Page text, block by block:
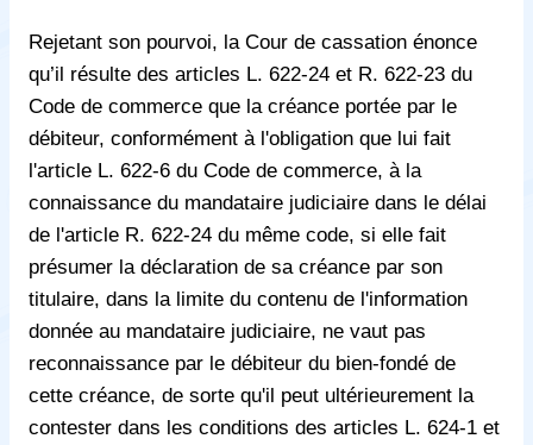
Rejetant son pourvoi, la Cour de cassation énonce
qu’il résulte des articles L. 622-24 et R. 622-23 du
Code de commerce que la créance portée par le
débiteur, conformément à l'obligation que lui fait
l'article L. 622-6 du Code de commerce, à la
connaissance du mandataire judiciaire dans le délai
de l'article R. 622-24 du même code, si elle fait
présumer la déclaration de sa créance par son
titulaire, dans la limite du contenu de l'information
donnée au mandataire judiciaire, ne vaut pas
reconnaissance par le débiteur du bien-fondé de
cette créance, de sorte qu'il peut ultérieurement la
contester dans les conditions des articles L. 624-1 et